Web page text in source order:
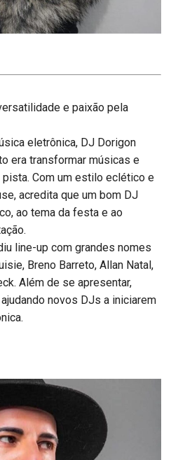
e paixão pela
eletrônica, DJ Dorigon
era transformar músicas e
Com um estilo eclético e
acredita que um bom DJ
ao tema da festa e ao
line-up com grandes nomes
Breno Barreto, Allan Natal,
Além de se apresentar,
novos DJs a iniciarem